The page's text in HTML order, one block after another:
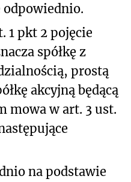
odpowiednio.
1 pkt 2 pojęcie
spółkę z
prostą
akcyjną będącą
mowa w art. 3 ust.
na podstawie